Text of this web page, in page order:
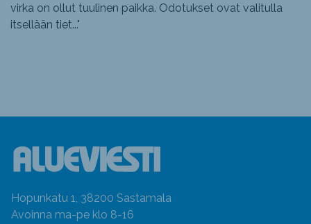
virka on ollut tuulinen paikka. Odotukset ovat valitulla
itsellään tiet..."
Hopunkatu 1, 38200 Sastamala
Avoinna ma-pe klo 8-16